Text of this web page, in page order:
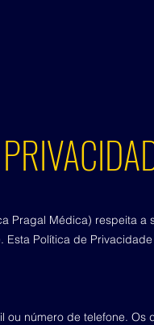
Pragal Médica) respeita a
Política de
número de telefone. Os